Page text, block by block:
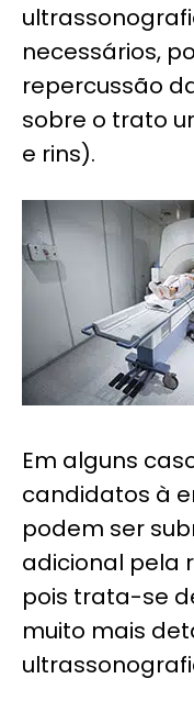
necessários,
repercussão
sobre o trato
e rins).
Em alguns
candidatos à
podem ser
adicional pela
pois trata-se
muito mais